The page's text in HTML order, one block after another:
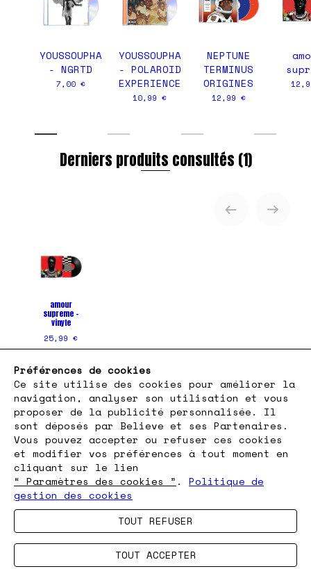
YOUSSOUPHA
- NGRTD
7,00 €
YOUSSOUPHA
- POLAROID
EXPERIENCE
10,99 €
NEPTUNE
TERMINUS
ORIGINES
12,99 €
Derniers produits consultés (1)
amour
supreme -
vinyle
25,99 €
FAQ
Nous contacter
Mentions légales
Gérer les cookies
Politique de confidentialité
© Youssoupha
Préférences de cookies
Ce site utilise des cookies pour améliorer la
navigation, analyser son utilisation et vous
proposer de la publicité personnalisée. Il
sont déposés par Believe et ses Partenaires.
Vous pouvez accepter ou refuser ces cookies
et modifier vos préférences à tout moment en
cliquant sur le lien
“ Paramètres des cookies ” . Politique de
gestion des cookies
TOUT REFUSER
TOUT ACCEPTER